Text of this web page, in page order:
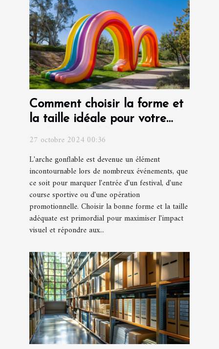
Comment choisir la forme et
la taille idéale pour votre
arche gonflable
27 octobre 2024 00:36
L'arche gonflable est devenue un élément
incontournable lors de nombreux événements, que
ce soit pour marquer l'entrée d'un festival, d'une
course sportive ou d'une opération
promotionnelle. Choisir la bonne forme et la taille
adéquate est primordial pour maximiser l'impact
visuel et répondre aux...